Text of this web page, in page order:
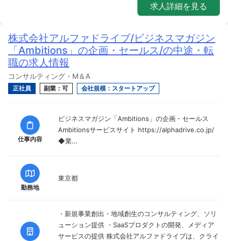
求人詳細を見る
株式会社アルファドライブ/ビジネスマガジン
「Ambitions」の企画・セールス/の中途・転
職の求人情報
コンサルティング・M＆A
正社員 副業：可 会社規模：スタートアップ
仕事内容
ビジネスマガジン「Ambitions」の企画・セールス
Ambitionsサービスサイト https://alphadrive.co.jp/
◆業…
勤務地
東京都
・新規事業創出・地域創生のコンサルティング、ソリ
ューション提供 ・SaaSプロダクトの開発、メディア
サービスの提供 株式会社アルファドライブは、クライ